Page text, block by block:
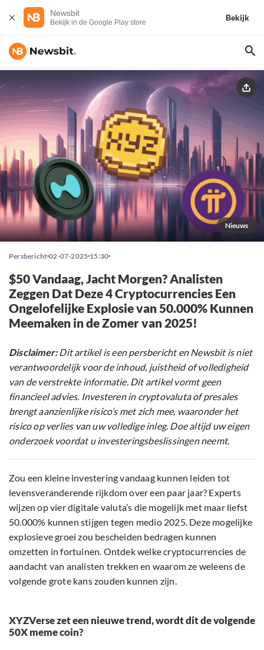
Newsbit
Bekijk in de Google Play store
Bekijk
Nieuws
Persbericht 02-07-2025 15:30
$50 Vandaag, Jacht Morgen? Analisten
Zeggen Dat Deze 4 Cryptocurrencies Een
Ongelofelijke Explosie van 50.000% Kunnen
Meemaken in de Zomer van 2025!
Disclaimer:Dit artikel is een persbericht en Newsbit is niet
verantwoordelijk voor de inhoud, juistheid of volledigheid
van de verstrekte informatie. Dit artikel vormt geen
financieel advies. Investeren in cryptovaluta of presales
brengt aanzienlijke risico’s met zich mee, waaronder het
risico op verlies van uw volledige inleg. Doe altijd uw eigen
onderzoek voordat u investeringsbeslissingen neemt.
Zou een kleine investering vandaag kunnen leiden tot
levensveranderende rijkdom over een paar jaar? Experts
wijzen op vier digitale valuta’s die mogelijk met maar liefst
50.000% kunnen stijgen tegen medio 2025. Deze mogelijke
explosieve groei zou bescheiden bedragen kunnen
omzetten in fortuinen. Ontdek welke cryptocurrencies de
aandacht van analisten trekken en waarom ze weleens de
volgende grote kans zouden kunnen zijn.
XYZVerse zet een nieuwe trend, wordt dit de volgende
50X meme coin?